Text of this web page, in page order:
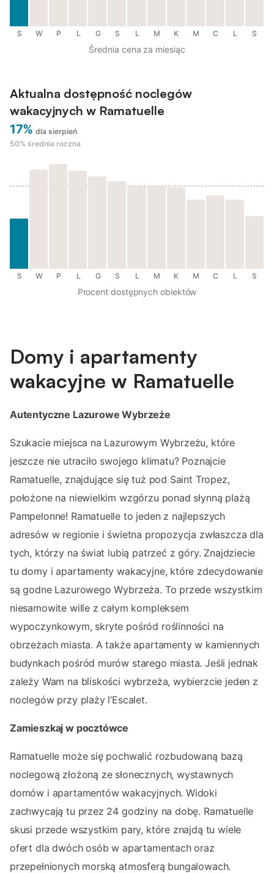
S W P L G S L M K M C L S
Średnia cena za miesiąc
Aktualna dostępność noclegów
wakacyjnych w Ramatuelle
17% dla sierpień
50% średnia roczna
S W P L G S L M K M C L S
Procent dostępnych obiektów
Domy i apartamenty
wakacyjne w Ramatuelle
Autentyczne Lazurowe Wybrzeże
Szukacie miejsca na Lazurowym Wybrzeżu, które
jeszcze nie utraciło swojego klimatu? Poznajcie
Ramatuelle, znajdujące się tuż pod Saint Tropez,
położone na niewielkim wzgórzu ponad słynną plażą
Pampelonne! Ramatuelle to jeden z najlepszych
adresów w regionie i świetna propozycja zwłaszcza dla
tych, którzy na świat lubią patrzeć z góry. Znajdziecie
tu domy i apartamenty wakacyjne, które zdecydowanie
są godne Lazurowego Wybrzeża. To przede wszystkim
niesamowite wille z całym kompleksem
wypoczynkowym, skryte pośród roślinności na
obrzeżach miasta. A także apartamenty w kamiennych
budynkach pośród murów starego miasta. Jeśli jednak
zależy Wam na bliskości wybrzeża, wybierzcie jeden z
noclegów przy plaży l’Escalet.
Zamieszkaj w pocztówce
Ramatuelle może się pochwalić rozbudowaną bazą
noclegową złożoną ze słonecznych, wystawnych
domów i apartamentów wakacyjnych. Widoki
zachwycają tu przez 24 godziny na dobę. Ramatuelle
skusi przede wszystkim pary, które znajdą tu wiele
ofert dla dwóch osób w apartamentach oraz
przepełnionych morską atmosferą bungalowach.